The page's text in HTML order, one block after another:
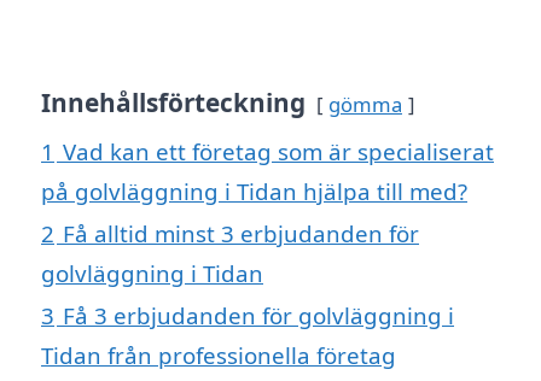
Innehållsförteckning gömma
1 Vad kan ett företag som är specialiserat
på golvläggning i Tidan hjälpa till med?
2 Få alltid minst 3 erbjudanden för
golvläggning i Tidan
3 Få 3 erbjudanden för golvläggning i
Tidan från professionella företag